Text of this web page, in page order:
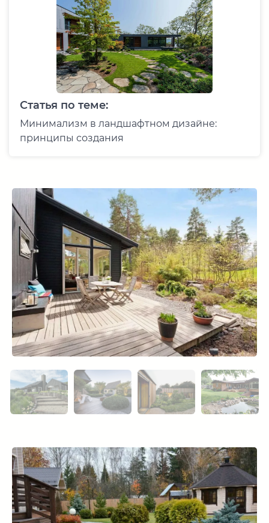
Статья по теме:
Минимализм в ландшафтном дизайне:
принципы создания